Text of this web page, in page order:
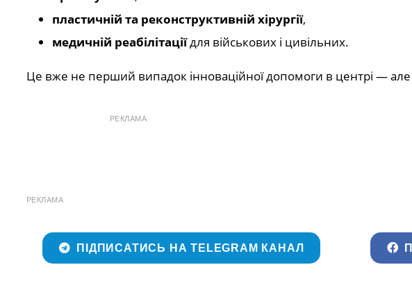
пластичній та реконструктивній хірургії,
медичній реабілітаціїдля військових і цивільних.
Це вже не перший випадок інноваційної допомоги в центрі —
РЕКЛАМА
РЕКЛАМА
ПІДПИСАТИСЬ НА TELEGRAM КАНАЛ